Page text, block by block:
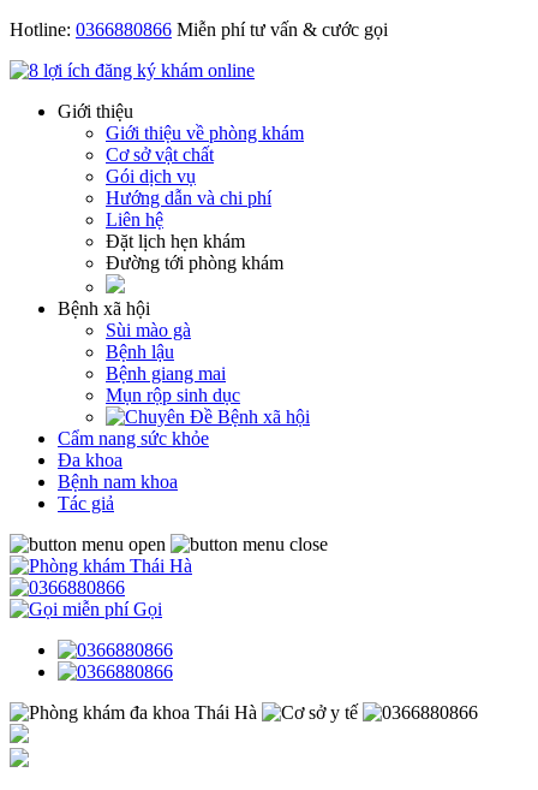
Hotline: 0366880866 Miễn phí tư vấn & cước gọi
Giới thiệu
Giới thiệu về phòng khám
Cơ sở vật chất
Gói dịch vụ
Hướng dẫn và chi phí
Liên hệ
Đặt lịch hẹn khám
Đường tới phòng khám
Bệnh xã hội
Sùi mào gà
Bệnh lậu
Bệnh giang mai
Mụn rộp sinh dục
Cẩm nang sức khỏe
Đa khoa
Bệnh nam khoa
Tác giả
Gọi